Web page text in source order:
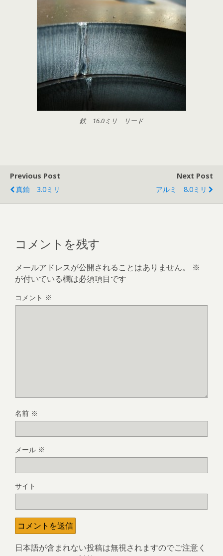
鉄 16.0ミリ リード
Previous Post
真鍮 3.0ミリ
Next Post
アルミ 8.0ミリ
コメントを残す
メールアドレスが公開されることはありません。
※
が付いている欄は必須項目です
コメント ※
名前 ※
メール ※
サイト
日本語が含まれない投稿は無視されますのでご注意く